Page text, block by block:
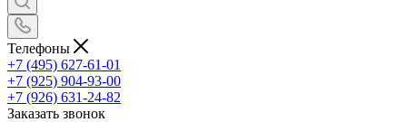
Телефоны
+7 (495) 627-61-01
+7 (925) 904-93-00
+7 (926) 631-24-82
Заказать звонок